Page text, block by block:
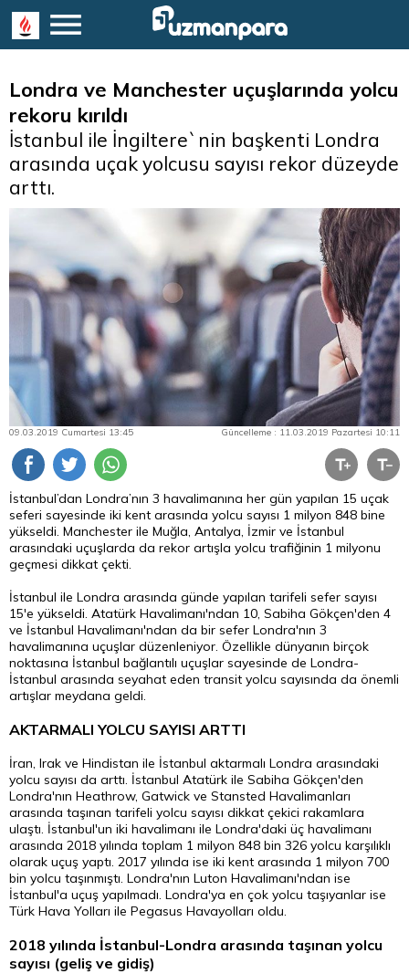
Londra ve Manchester uçuşlarında yolcu
rekoru kırıldı
İstanbul ile İngiltere`nin başkenti Londra
arasında uçak yolcusu sayısı rekor düzeyde
arttı.
09.03.2019 Cumartesi 13:45 Güncelleme : 11.03.2019 Pazartesi 10:11
İstanbul’dan Londra’nın 3 havalimanına her gün yapılan 15 uçak
seferi sayesinde iki kent arasında yolcu sayısı 1 milyon 848 bine
yükseldi. Manchester ile Muğla, Antalya, İzmir ve İstanbul
arasındaki uçuşlarda da rekor artışla yolcu trafiğinin 1 milyonu
geçmesi dikkat çekti.
İstanbul ile Londra arasında günde yapılan tarifeli sefer sayısı
15'e yükseldi. Atatürk Havalimanı'ndan 10, Sabiha Gökçen'den 4
ve İstanbul Havalimanı'ndan da bir sefer Londra'nın 3
havalimanına uçuşlar düzenleniyor. Özellikle dünyanın birçok
noktasına İstanbul bağlantılı uçuşlar sayesinde de Londra-
İstanbul arasında seyahat eden transit yolcu sayısında da önemli
artışlar meydana geldi.
AKTARMALI YOLCU SAYISI ARTTI
İran, Irak ve Hindistan ile İstanbul aktarmalı Londra arasındaki
yolcu sayısı da arttı. İstanbul Atatürk ile Sabiha Gökçen'den
Londra'nın Heathrow, Gatwick ve Stansted Havalimanları
arasında taşınan tarifeli yolcu sayısı dikkat çekici rakamlara
ulaştı. İstanbul'un iki havalimanı ile Londra'daki üç havalimanı
arasında 2018 yılında toplam 1 milyon 848 bin 326 yolcu karşılıklı
olarak uçuş yaptı. 2017 yılında ise iki kent arasında 1 milyon 700
bin yolcu taşınmıştı. Londra'nın Luton Havalimanı'ndan ise
İstanbul'a uçuş yapılmadı. Londra'ya en çok yolcu taşıyanlar ise
Türk Hava Yolları ile Pegasus Havayolları oldu.
2018 yılında İstanbul-Londra arasında taşınan yolcu
sayısı (geliş ve gidiş)